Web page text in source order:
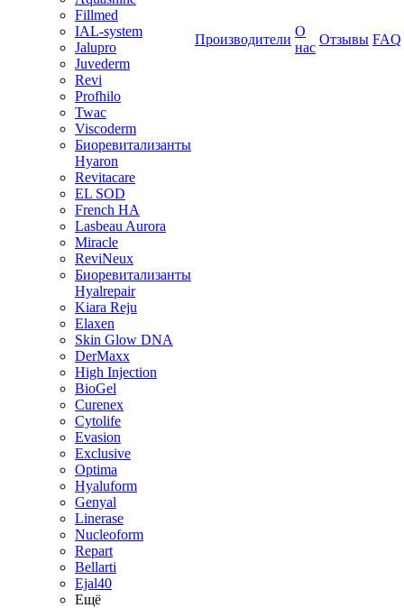
Fillmed
IAL-system
Jalupro
Juvederm
Revi
Profhilo
Twac
Viscoderm
Биоревитализанты
Hyaron
Revitacare
EL SOD
French HA
Lasbeau Aurora
Miracle
ReviNeux
Биоревитализанты
Hyalrepair
Kiara Reju
Elaxen
Skin Glow DNA
DerMaxx
High Injection
BioGel
Curenex
Cytolife
Evasion
Exclusive
Optima
Hyaluform
Genyal
Linerase
Nucleoform
Repart
Bellarti
Ejal40
Ещё
Производители
О
нас
Отзывы FAQ